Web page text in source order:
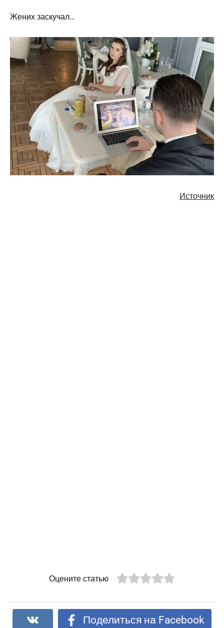
Жених заскучал…
Источник
Оцените статью
Поделиться на Facebook